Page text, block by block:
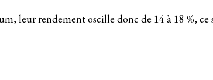
leur rendement oscille donc de 14 à 18 %, ce